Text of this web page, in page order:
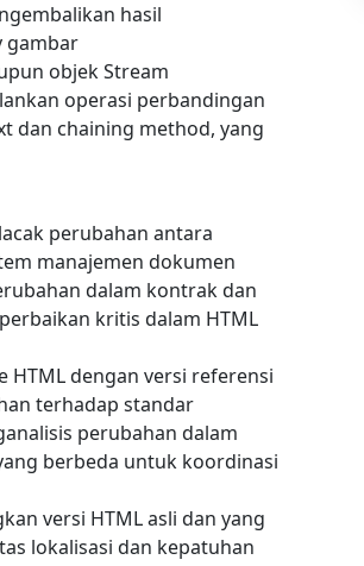
hasil
gambar
objekStream
operasi perbandingan
dan chaining method, yang
perubahan antara
manajemen dokumen
dalam kontrak dan
kritis dalam HTML
dengan versi referensi
terhadap standar
perubahan dalam
berbeda untuk koordinasi
versi HTML asli dan yang
lokalisasi dan kepatuhan